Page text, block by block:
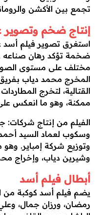
تجمع بين الأكشن
إنتاج ضخم وتصوير
استغرق تصوير فيلم أسد
ضخمة تؤكد رهان صناعه
مختلف على مستوى
المخرج محمد دياب
القتالية، لتخرج
ممكنة، وهو ما انعكس
الفيلم من إنتاج شركات:
وسكوب لعماد السيد
وتوزيع شركة إمباير.
وشيرين دياب، وإخراج
أبطال فيلم أسد
يضم فيلم أسد كوكبة من
رمضان، ورزان جمال،